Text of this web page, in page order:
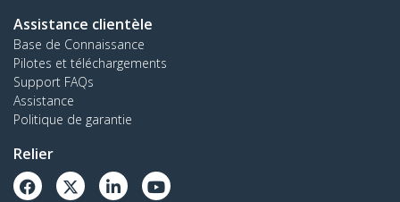
Assistance clientèle
Base de Connaissance
Pilotes et téléchargements
Support FAQs
Assistance
Politique de garantie
Relier